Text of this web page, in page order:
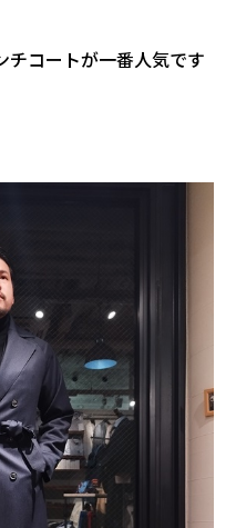
チコートが一番人気です